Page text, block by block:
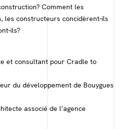
Comment les
les constructeurs concidèrent-ils
ils?
et consultant pour Cradle to
du développement de Bouygues
associé de l’agence